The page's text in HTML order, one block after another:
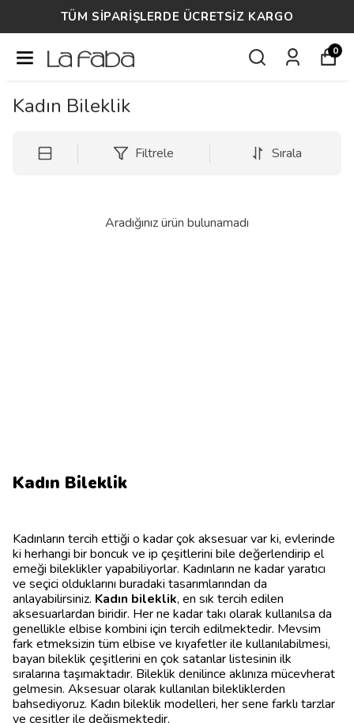
TÜM SİPARİŞLERDE ÜCRETSİZ KARGO
0
Kadın Bileklik
Filtrele Sırala
Aradığınız ürün bulunamadı
Kadın Bileklik
Kadınların tercih ettiği o kadar çok aksesuar var ki, evlerinde
ki herhangi bir boncuk ve ip çeşitlerini bile değerlendirip el
emeği bileklikler yapabiliyorlar. Kadınların ne kadar yaratıcı
ve seçici olduklarını buradaki tasarımlarından da
anlayabilirsiniz. Kadın bileklik, en sık tercih edilen
aksesuarlardan biridir. Her ne kadar takı olarak kullanılsa da
genellikle elbise kombini için tercih edilmektedir. Mevsim
fark etmeksizin tüm elbise ve kıyafetler ile kullanılabilmesi,
bayan bileklik çeşitlerini en çok satanlar listesinin ilk
sıralarına taşımaktadır. Bileklik denilince aklınıza mücevherat
gelmesin. Aksesuar olarak kullanılan bilekliklerden
bahsediyoruz. Kadın bileklik modelleri, her sene farklı tarzlar
ve çeşitler ile değişmektedir.